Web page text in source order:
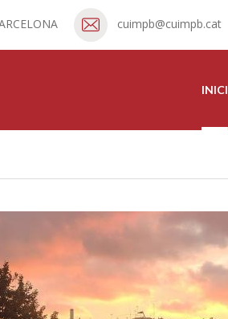
cuimpb@cuimpb.cat
INICI